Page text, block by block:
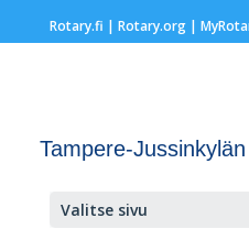
Rotary.fi | Rotary.org|
Tampere-
Valitse sivu